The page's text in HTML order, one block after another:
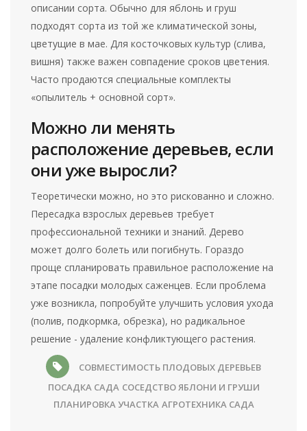
описании сорта. Обычно для яблонь и груш
подходят сорта из той же климатической зоны,
цветущие в мае. Для косточковых культур (слива,
вишня) также важен совпадение сроков цветения.
Часто продаются специальные комплекты
«опылитель + основной сорт».
Можно ли менять
расположение деревьев, если
они уже выросли?
Теоретически можно, но это рискованно и сложно.
Пересадка взрослых деревьев требует
профессиональной техники и знаний. Дерево
может долго болеть или погибнуть. Гораздо
проще спланировать правильное расположение на
этапе посадки молодых саженцев. Если проблема
уже возникла, попробуйте улучшить условия ухода
(полив, подкормка, обрезка), но радикальное
решение - удаление конфликтующего растения.
СОВМЕСТИМОСТЬ ПЛОДОВЫХ ДЕРЕВЬЕВ
ПОСАДКА САДА СОСЕДСТВО ЯБЛОНИ И ГРУШИ
ПЛАНИРОВКА УЧАСТКА АГРОТЕХНИКА САДА